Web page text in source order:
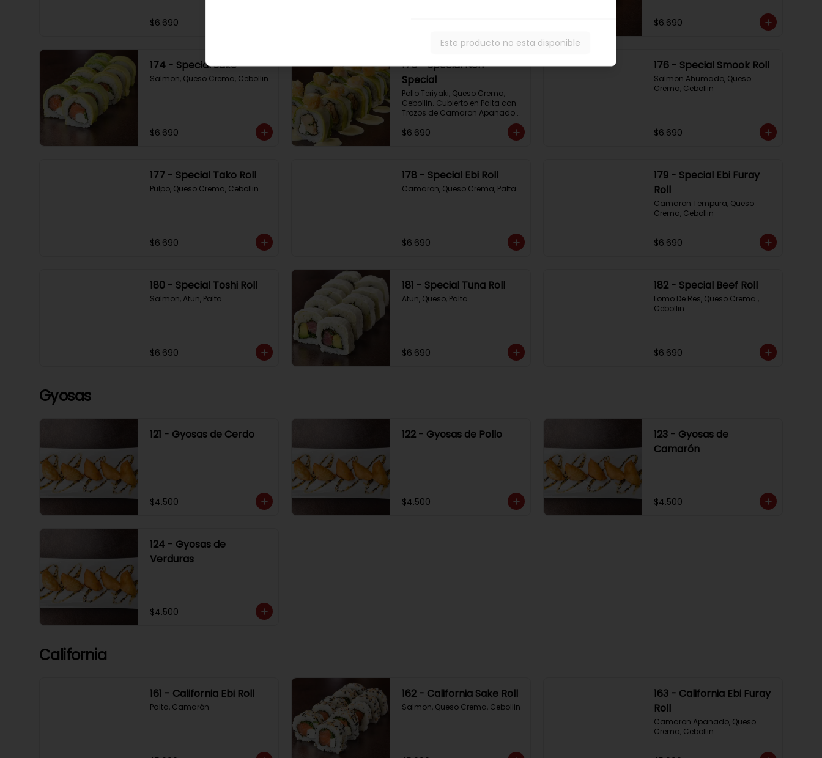
$6.690 $6.690
174 - Special Sake
Salmon, Queso Crema, Cebollin
$6.690
175 - Special Nori
Special
Pollo Teriyaki, Queso Crema,
Cebollin. Cubierto en Palta con
Trozos de Camaron Apanado
$6.690
176 - Special Smook Roll
Salmon Ahumado, Queso
Crema, Cebollin
$6.690
177 - Special Tako Roll
Pulpo, Queso Crema, Cebollin
$6.690
178 - Special Ebi Roll
Camaron, Queso Crema, Palta
$6.690
179 - Special Ebi Furay
Roll
Camaron Tempura, Queso
Crema, Cebollin
$6.690
180 - Special Toshi Roll
Salmon, Atun, Palta
$6.690
181 - Special Tuna Roll
Atun, Queso, Palta
$6.690
182 - Special Beef Roll
Lomo De Res, Queso Crema ,
Cebollin
$6.690
Gyosas
121 - Gyosas de Cerdo
$4.500
122 - Gyosas de Pollo
$4.500
123 - Gyosas de
Camarón
$4.500
124 - Gyosas de
Verduras
$4.500
California
161 - California Ebi Roll
Palta, Camarón
162 - California Sake Roll
Salmon, Queso Crema, Cebollin
163 - California Ebi Furay
Roll
Camaron Apanado, Queso
Crema, Cebollin
Este producto no esta disponible